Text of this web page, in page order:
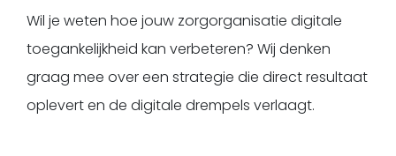
Wil je weten hoe jouw zorgorganisatie digitale
toegankelijkheid kan verbeteren? Wij denken
graag mee over een strategie die direct resultaat
oplevert en de digitale drempels verlaagt.